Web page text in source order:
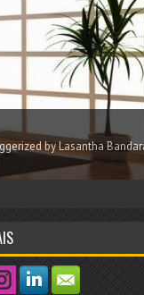
theme is